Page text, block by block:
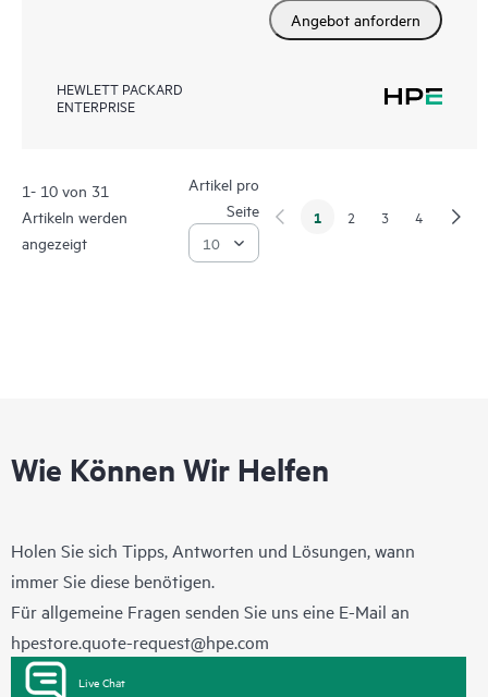
Angebot anfordern
HEWLETT PACKARD
ENTERPRISE
1- 10 von 31
Artikeln werden
angezeigt
Artikel pro
Seite
1 2 3 4
Wie Können Wir Helfen
Holen Sie sich Tipps, Antworten und Lösungen, wann
immer Sie diese benötigen.
Für allgemeine Fragen senden Sie uns eine E-Mail an
hpestore.quote-request@hpe.com
Live Chat